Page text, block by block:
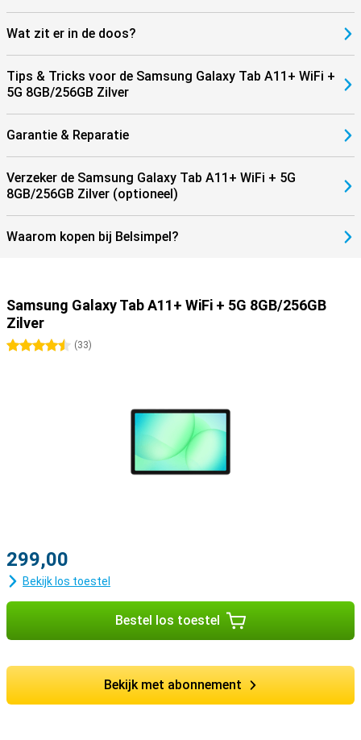
De Samsung Galaxy Tab A11+ WiFi + 5G 8GB/256GB Zilver tilt jouw
kijk- en luisterervaring naar een hoger niveau. Dankzij de vier
krachtige speakers met Dolby Atmos geniet je van helder, vol en
ruimtelijk geluid. Het 11 inch-scherm heeft een verversingssnelheid
van 90Hz, waardoor alles er vloeiend en levendig uitziet. Of je nu
scrolt, streamt of gamet: alles beweegt soepel over het scherm.
Met de 3,5 mm audiojack sluit je moeiteloos je favoriete
koptelefoon aan. De Samsung Galaxy Tab A11+ is dus helemaal
klaar voor entertainment, waar en wanneer je maar wilt. Dompel
jezelf onder in rijke audio en scherpe visuals, en ervaar content
zoals het bedoeld is.
Wat zit er in de doos?
Tips & Tricks voor de Samsung Galaxy Tab A11+ WiFi +
5G 8GB/256GB Zilver
Garantie & Reparatie
Verzeker de Samsung Galaxy Tab A11+ WiFi + 5G
8GB/256GB Zilver (optioneel)
Waarom kopen bij Belsimpel?
Samsung Galaxy Tab A11+ WiFi + 5G 8GB/256GB
Zilver
4.5 sterren
(33)
299,00
Bekijk los toestel
Bestel los toestel
Bekijk met abonnement